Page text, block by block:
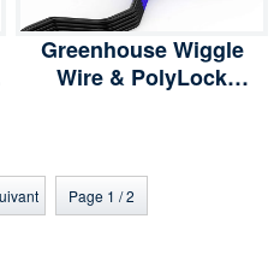
Greenhouse Wiggle
Wire & PolyLock
Page 1 / 2